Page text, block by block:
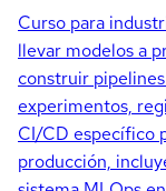
Curso para
llevar modelos a
construir
experimentos,
CI/CD específico
producción,